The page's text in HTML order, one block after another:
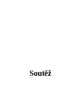
Soutěž